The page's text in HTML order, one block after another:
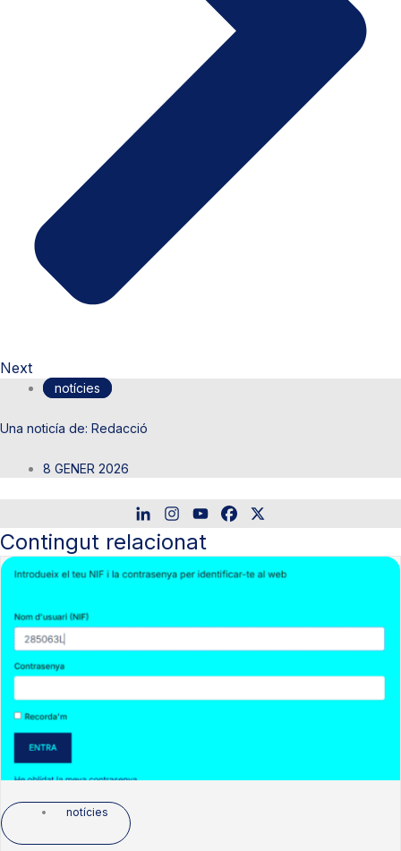
Next
notícies
Redacció
8 GENER 2026
Contingut relacionat
notícies